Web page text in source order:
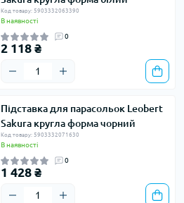
Код товару: 5903332063390
В наявності
0
2 118 ₴
Підставка для парасольок Leobert
Sakura кругла форма чорний
Код товару: 5903332071630
В наявності
0
1 428 ₴